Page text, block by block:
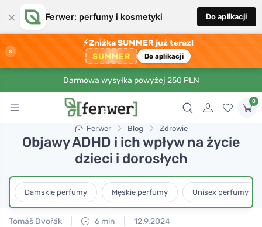
× Ferwer: perfumy i kosmetyki Do aplikacji
×
⚡Zniżka SUMMER już teraz!
SUMMER Do aplikacji
Darmowa wysyłka powyżej 250 PLN
0
Ferwer Blog Zdrowie
Objawy ADHD i ich wpływ na życie
dzieci i dorosłych
Damskie perfumy Męskie perfumy Unisex perfumy
Tomáš Dvořák 6 min 12.9.2024